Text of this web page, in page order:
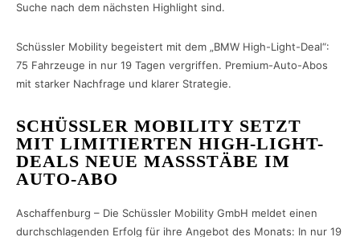
Suche nach dem nächsten Highlight sind.
Schüssler Mobility begeistert mit dem „BMW High-Light-Deal“:
75 Fahrzeuge in nur 19 Tagen vergriffen. Premium-Auto-Abos
mit starker Nachfrage und klarer Strategie.
SCHÜSSLER MOBILITY SETZT
MIT LIMITIERTEN HIGH-LIGHT-
DEALS NEUE MASSSTÄBE IM A
UTO-ABO
Aschaffenburg – Die Schüssler Mobility GmbH meldet einen
durchschlagenden Erfolg für ihre Angebot des Monats: In nur 19